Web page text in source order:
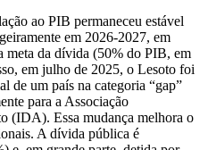
ao PIB permaneceu estável
em 2026-2027, em
meta da dívida (50% do PIB, em
em julho de 2025, o Lesoto foi
de um país na categoria “gap”
para a Associação
(IDA). Essa mudança melhora o
A dívida pública é